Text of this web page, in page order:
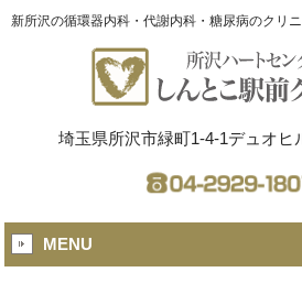
新所沢の循環器内科・代謝内科・糖尿病のクリ
埼玉県所沢市緑町1-4-1デュオヒ
MENU